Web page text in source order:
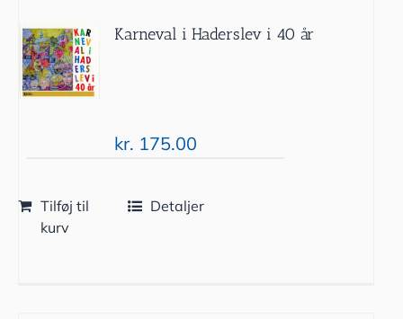
Karneval i Haderslev i 40 år
kr. 175.00
Tilføj til
kurv
Detaljer